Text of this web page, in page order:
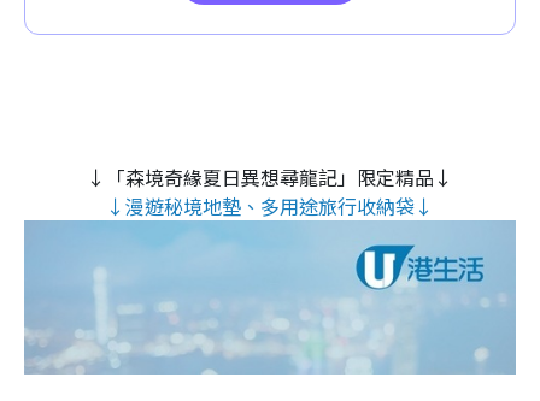
↓「森境奇緣夏日異想尋龍記」限定精品↓
↓漫遊秘境地墊、多用途旅行收納袋↓